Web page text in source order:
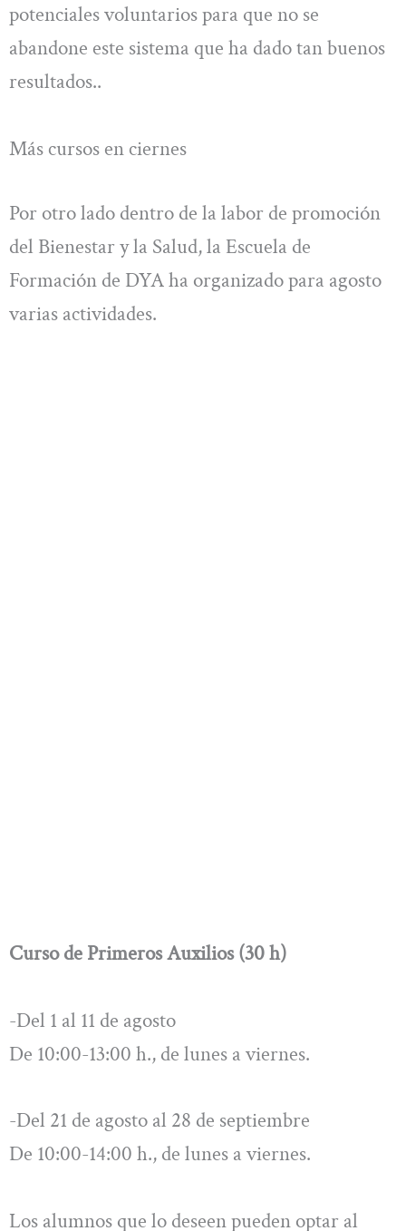
potenciales voluntarios para que no se
abandone este sistema que ha dado tan buenos
resultados..
Más cursos en ciernes
Por otro lado dentro de la labor de promoción
del Bienestar y la Salud, la Escuela de
Formación de DYA ha organizado para agosto
varias actividades.
Curso de Primeros Auxilios (30 h)
-Del 1 al 11 de agosto
De 10:00-13:00 h., de lunes a viernes.
-Del 21 de agosto al 28 de septiembre
De 10:00-14:00 h., de lunes a viernes.
Los alumnos que lo deseen pueden optar al